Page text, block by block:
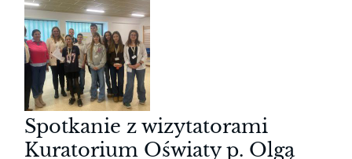
Spotkanie z wizytatorami
Kuratorium Oświaty p. Olgą